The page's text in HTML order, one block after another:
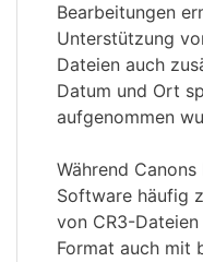
Bearbeitungen
Unterstützung
Dateien auch
Datum und Ort
aufgenommen
Während
Software häufig
von CR3-
Format auch mit